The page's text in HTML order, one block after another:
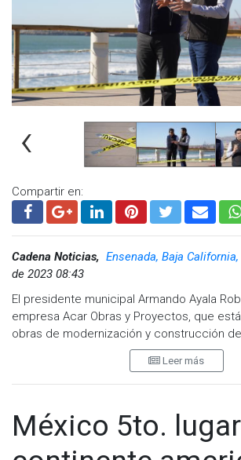
‹
Compartir en:
Cadena Noticias, Ensenada, Baja
de 2023 08:43
El presidente municipal Armando Ayala
empresa Acar Obras y Proyectos, que
obras de modernización y construcción
Playa Hermosa, solventar una serie de
de una visita de supervisión en la que
inconsistencias y daños, así lo planteo.
El -mandamás- de Ensenada, dijo que le
empresa contratista el relleno de las
balcones, así como el reemplazo de las
Leer más
México 5to.